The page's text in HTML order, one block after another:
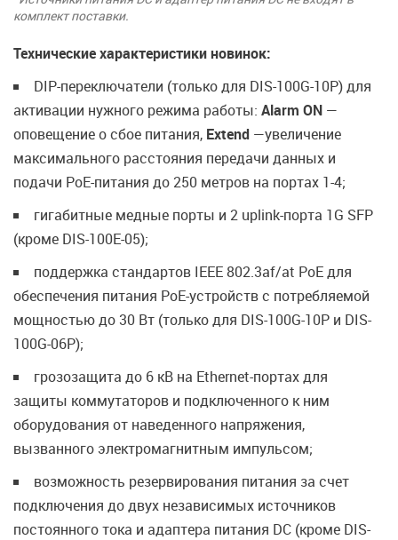
комплект поставки.
Технические характеристики новинок:
DIP-переключатели (только для DIS-100G-10P) для
активации нужного режима работы: Alarm ON —
оповещение о сбое питания, Extend —увеличение
максимального расстояния передачи данных и
подачи PoE-питания до 250 метров на портах 1-4;
гигабитные медные порты и 2 uplink-порта 1G SFP
(кроме DIS-100E-05);
поддержка стандартов IEEE 802.3af/at PoE для
обеспечения питания PoE-устройств с потребляемой
мощностью до 30 Вт (только для DIS-100G-10P и DIS-
100G-06P);
грозозащита до 6 кВ на Ethernet-портах для
защиты коммутаторов и подключенного к ним
оборудования от наведенного напряжения,
вызванного электромагнитным импульсом;
возможность резервирования питания за счет
подключения до двух независимых источников
постоянного тока и адаптера питания DC (кроме DIS-